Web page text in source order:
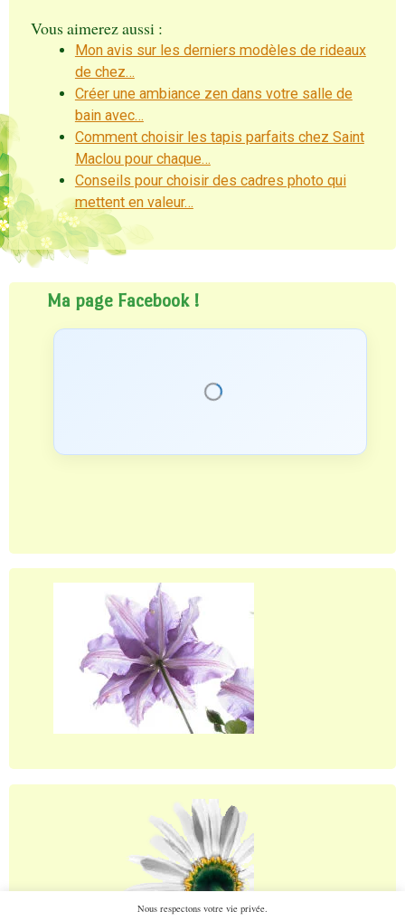
Vous aimerez aussi :
Mon avis sur les derniers modèles de rideaux
de chez…
Créer une ambiance zen dans votre salle de
bain avec…
Comment choisir les tapis parfaits chez Saint
Maclou pour chaque…
Conseils pour choisir des cadres photo qui
mettent en valeur…
Ma page Facebook !
Nous respectons votre vie privée.